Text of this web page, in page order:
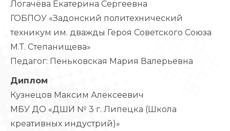
Логачёва Екатерина Сергеевна
ГОБПОУ «Задонский политехнический
техникум им. дважды Героя Советского Союза
М.Т. Степанищева»
Педагог: Пеньковская Мария Валерьевна
Диплом
Кузнецов Максим Алексеевич
МБУ ДО «ДШИ № 3 г. Липецка (Школа
креативных индустрий)»